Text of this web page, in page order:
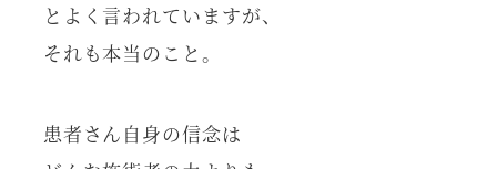
とよく言われていますが、
それも本当のこと。
患者さん自身の信念は